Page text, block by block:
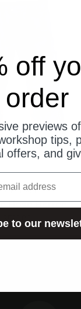
of Berlin
Hose Herren
Angebot
$510.00
off
order
previews
tips,
offers, and
to our